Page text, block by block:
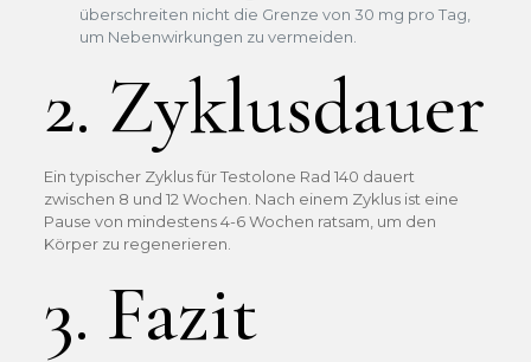
überschreiten nicht die Grenze von 30 mg pro Tag,
um Nebenwirkungen zu vermeiden.
2. Zyklusdauer
Ein typischer Zyklus für Testolone Rad 140 dauert
zwischen 8 und 12 Wochen. Nach einem Zyklus ist eine
Pause von mindestens 4-6 Wochen ratsam, um den
Körper zu regenerieren.
3. Fazit